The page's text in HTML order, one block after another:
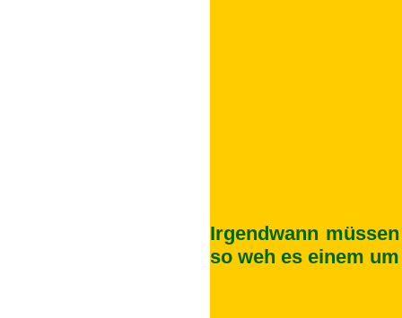
Irgendwann
so weh es einem